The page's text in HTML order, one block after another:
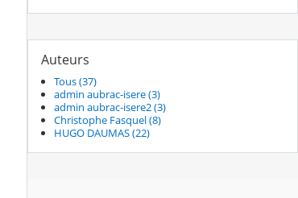
Auteurs
Tous (37)
admin aubrac-isere (3)
admin aubrac-isere2 (3)
Christophe Fasquel (8)
HUGO DAUMAS (22)